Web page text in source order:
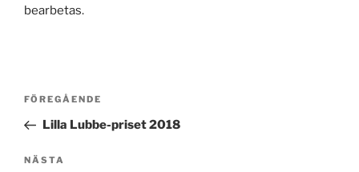
bearbetas.
Inläggsnavigering
Föregående
inlägg
FÖREGÅENDE
Lilla Lubbe-priset 2018
Nästa
NÄSTA